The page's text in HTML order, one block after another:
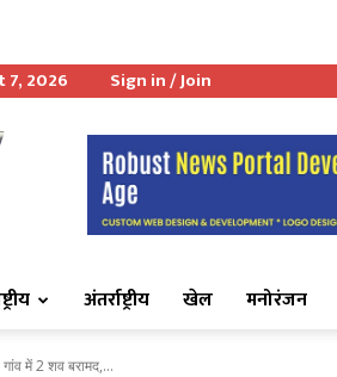
7, 2026 Sign in / Join
अंतर्राष्ट्रीय खेल मनोरंजन
में 2 शव बरामद,...